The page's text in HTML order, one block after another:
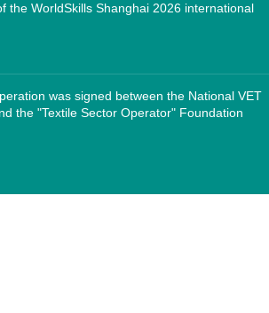
the WorldSkills Shanghai 2026 international
was signed between the National VET
the "Textile Sector Operator" Foundation